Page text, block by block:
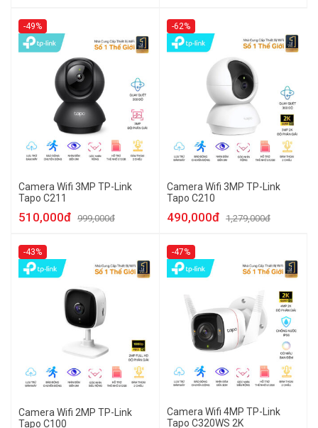
-49%
Camera Wifi 3MP TP-Link
Tapo C211
510,000đ 999,000đ
-62%
Camera Wifi 3MP TP-Link
Tapo C210
490,000đ 1,279,000đ
-43%
Camera Wifi 2MP TP-Link
Tapo C100
-47%
Camera Wifi 4MP TP-Link
Tapo C320WS 2K